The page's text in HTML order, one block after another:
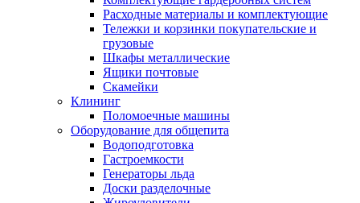
Расходные материалы и комплектующие
Тележки и корзинки покупательские и
грузовые
Шкафы металлические
Ящики почтовые
Скамейки
Клининг
Поломоечные машины
Оборудование для общепита
Водоподготовка
Гастроемкости
Генераторы льда
Доски разделочные